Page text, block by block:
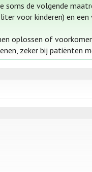
de volgende
voor kinderen) en een
oplossen of
zeker bij patiënten